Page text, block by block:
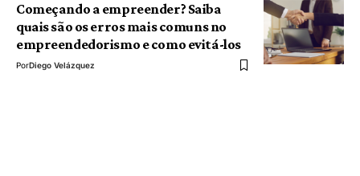
Começando a empreender? Saiba
quais são os erros mais comuns no
empreendedorismo e como evitá-los
PorDiego Velázquez